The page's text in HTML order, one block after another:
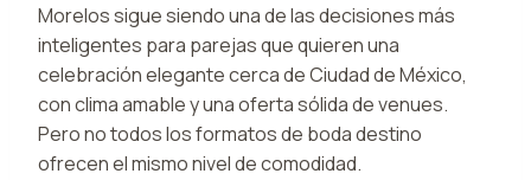
Morelos sigue siendo una de las decisiones más
inteligentes para parejas que quieren una
celebración elegante cerca de Ciudad de México,
con clima amable y una oferta sólida de venues.
Pero no todos los formatos de boda destino
ofrecen el mismo nivel de comodidad.